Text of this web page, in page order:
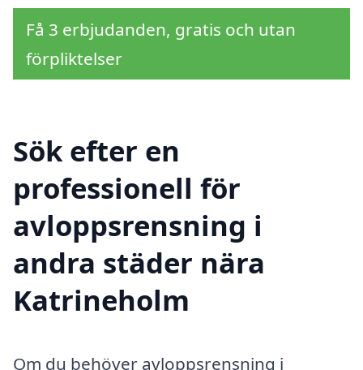
Få 3 erbjudanden, gratis och utan
förpliktelser
Sök efter en
professionell för
avloppsrensning i
andra städer nära
Katrineholm
Om du behöver avloppsrensning i